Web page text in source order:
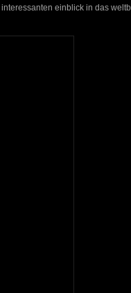
einblick in das